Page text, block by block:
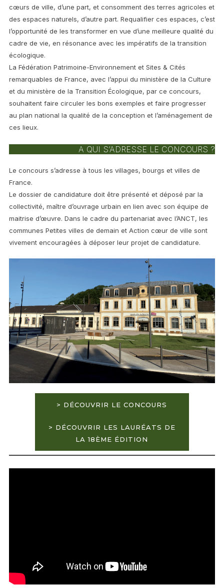
cœurs de ville, d’une part, et consomment des terres agricoles et
des espaces naturels, d’autre part. Requalifier ces espaces, c’est
l’opportunité de les transformer en vue d’une meilleure qualité du
cadre de vie, en résonance avec les impératifs de la transition
écologique.
La Fédération Patrimoine-Environnement et Sites & Cités
remarquables de France, avec l’appui du ministère de la Culture
et du ministère de la Transition Écologique, par ce concours,
souhaitent faire circuler les bons exemples et faire progresser
au plan national la qualité de la conception et l’aménagement de
ces lieux.
A QUI S’ADRESSE LE CONCOURS ?
Le concours s’adresse à tous les villages, bourgs et villes de
France.
Le dossier de candidature doit être présenté et déposé par la
collectivité, maître d’ouvrage urbain en lien avec son équipe de
maitrise d’œuvre. Dans le cadre du partenariat avec l’ANCT, les
communes Petites villes de demain et Action cœur de ville sont
vivement encouragées à déposer leur projet de candidature.
> DÉCOUVRIR LE CONCOURS
> DÉCOUVRIR LES LAURÉATS DE
LA 18ÈME ÉDITION